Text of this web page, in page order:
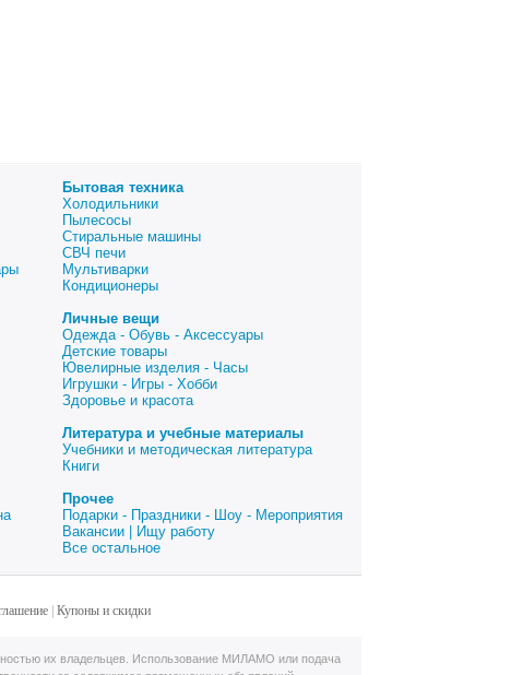
Бытовая техника
Холодильники
Пылесосы
Стиральные машины
СВЧ печи
Мультиварки
Кондиционеры
Личные вещи
Одежда - Обувь - Аксессуары
Детские товары
Ювелирные изделия - Часы
Игрушки - Игры - Хобби
Здоровье и красота
Литература и учебные материалы
Учебники и методическая литература
Книги
Прочее
Подарки - Праздники - Шоу - Мероприятия
Вакансии | Ищу работу
Все остальное
| Купоны и скидки
их владельцев. Использование МИЛАМО или подача